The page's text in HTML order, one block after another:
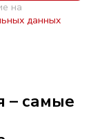
на
данных
– самые